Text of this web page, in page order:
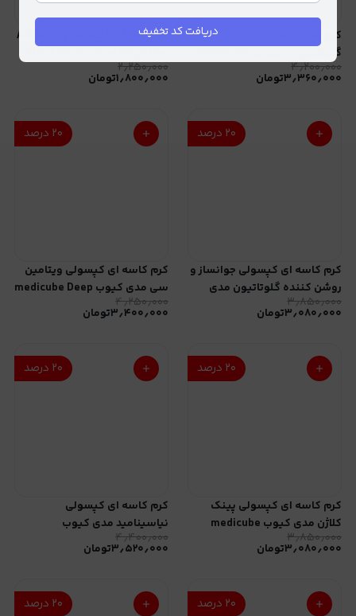
کرم ضد لک لیزری حاوی
No. 5 Vitamin Glutathione
Dark Spot Laser Cream
۴٫۲۰۰٫۰۰۰
۳٫۳۶۰٫۰۰۰تومان
سرم ضد لک اکسیس وای AXIS-
Serum
۲٫۲۵۰٫۰۰۰
۱٫۸۰۰٫۰۰۰تومان
۲۰ درصد
کرم کاسه ای کپسولی جوانساز و
روشن کننده گلوتاتیون مدی
کیوب Medicube AGE-R
Glutathione Glow Capsule
۳٫۸۵۰٫۰۰۰
۳٫۰۸۰٫۰۰۰تومان
۲۰ درصد
کرم کاسه ای کپسولی ویتامین
سی مدی کیوب medicube Deep
Vita C Capsule Cream
۴٫۲۵۰٫۰۰۰
۳٫۴۰۰٫۰۰۰تومان
۲۰ درصد
کرم کاسه ای کپسولی پینک
کلاژن مدی کیوب medicube
PDRN Pink Collagen Capsule
Cream
۳٫۸۵۰٫۰۰۰
۳٫۰۸۰٫۰۰۰تومان
۲۰ درصد
کرم کاسه ای کپسولی
نیاسینامید مدی کیوب
medicube TXA Niacinamide
Capsule Cream
۴٫۴۰۰٫۰۰۰
۳٫۵۲۰٫۰۰۰تومان
۲۰ درصد ۲۰ درصد
دریافت کد تخفیف